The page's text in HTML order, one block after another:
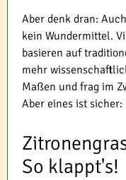
Aber denk dran:
kein Wundermittel.
basieren auf
mehr
Maßen und frag im
Aber eines ist
So klappt's!